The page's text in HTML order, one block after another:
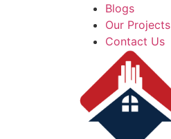
Blogs
Our Projects
Contact Us